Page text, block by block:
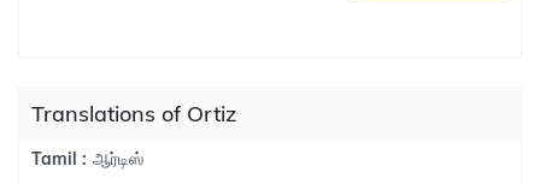
Translations of Ortiz
Tamil : ஆர்டிஸ்